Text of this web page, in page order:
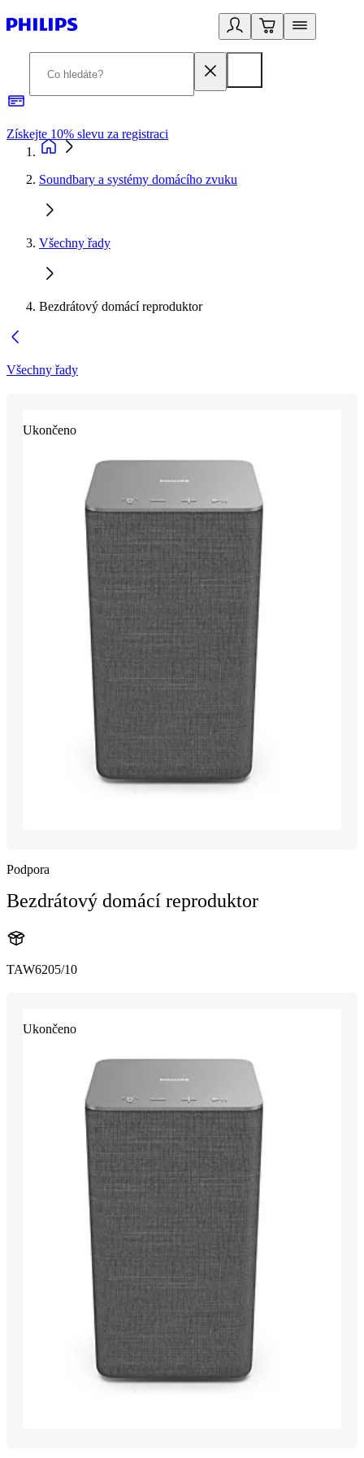
Získejte 10% slevu za registraci
Soundbary a systémy domácího zvuku
Všechny řady
Bezdrátový domácí reproduktor
Všechny řady
Ukončeno
Podpora
Bezdrátový domácí reproduktor
TAW6205/10
Ukončeno